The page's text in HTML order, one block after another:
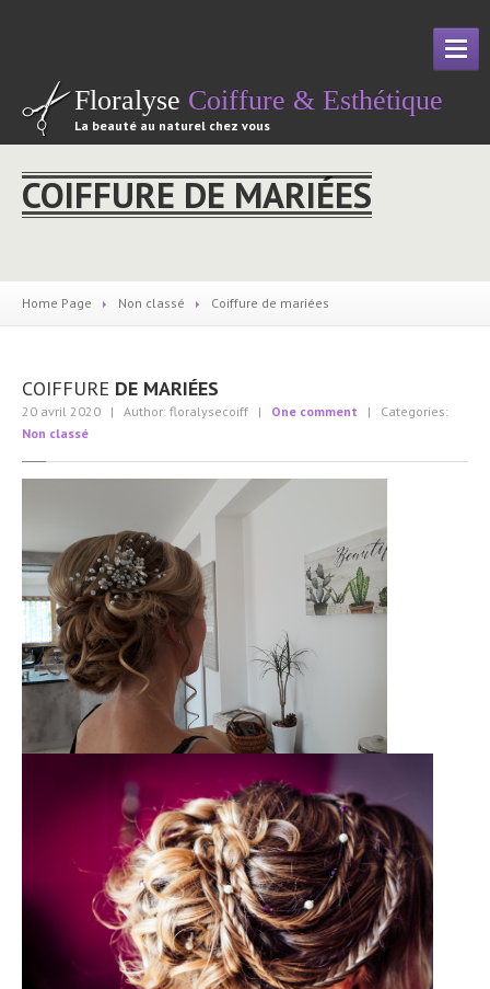
Floralyse Coiffure & Esthétique
La beauté au naturel chez vous
QUISUIS-JE ?
Esthétiqueà domicile
Soindes ongles
ZONED’INTERVENTION
0623 40 06 09
COIFFURE DE MARIÉES
Home Page Non classé Coiffure de mariées
COIFFURE DE MARIÉES
20 avril 2020 | Author: floralysecoiff | One comment | Categories:
Non classé